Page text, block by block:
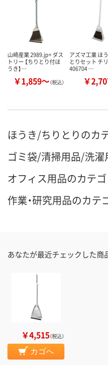
山崎産業 2989.jp+ ダス
トリー 【ちりとり付ほ
うき】…
￥1,859～（税込）
アズマ工業 ほ
とりセット チ
406704 …
￥
ほうき/ちりとりのカ
ゴミ袋/清掃用品/洗濯
オフィス用品のカテ
作業・研究用品のカテ
あなたが最近チェックした商
￥4,515（税込）
カゴへ